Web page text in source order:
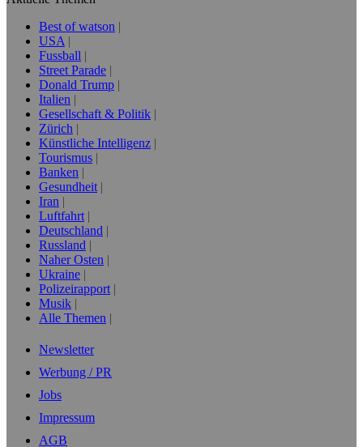
Best of watson
USA
Fussball
Street Parade
Donald Trump
Italien
Gesellschaft & Politik
Zürich
Künstliche Intelligenz
Tourismus
Banken
Gesundheit
Iran
Luftfahrt
Deutschland
Russland
Naher Osten
Ukraine
Polizeirapport
Musik
Alle Themen
Newsletter
Werbung / PR
Jobs
Impressum
AGB